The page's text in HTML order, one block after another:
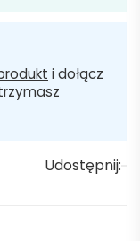
i dołącz
Udostępnij: